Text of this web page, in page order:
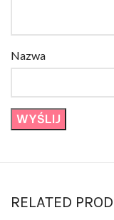
Nazwa
RELATED